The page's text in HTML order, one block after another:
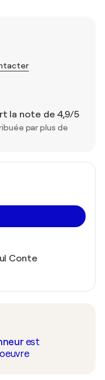
la note de 4,9/5
par plus de
Conte
est